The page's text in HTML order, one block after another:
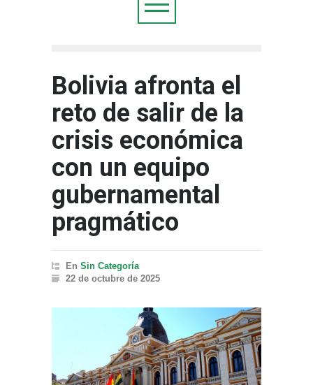
Bolivia afronta el
reto de salir de la
crisis económica
con un equipo
gubernamental
pragmático
En Sin Categoría
22 de octubre de 2025